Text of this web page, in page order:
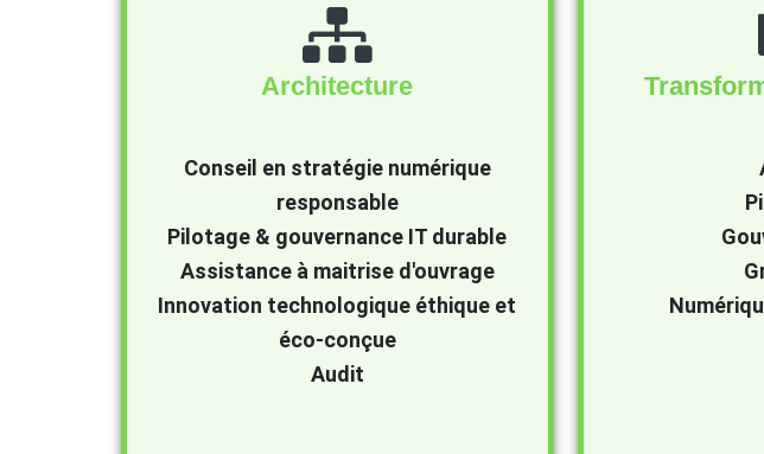
Architecture
Conseil en stratégie numérique
responsable
Pilotage & gouvernance IT durable
Assistance à maitrise d'ouvrage
Innovation technologique éthique et
éco-conçue
Audit